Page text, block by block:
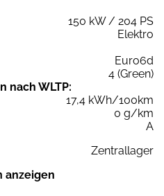
150 kW / 204 PS
Elektro
Euro6d
4 (Green)
nach WLTP:
17,4 kWh/100km
0 g/km
A
Zentrallager
anzeigen